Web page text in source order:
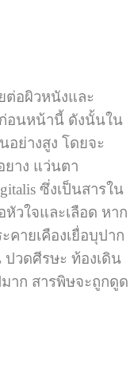
ต่อผิวหนังและ
อนหน้านี้ ดังนั้นใน
อย่างสูง โดยจะ
าง แว่นตา
ซึ่งเป็นสารใน
หัวใจและเลือด หาก
คายเคืองเยื่อบุปาก
ปวดศีรษะ ท้องเดิน
าก สารพิษจะถูกดูด